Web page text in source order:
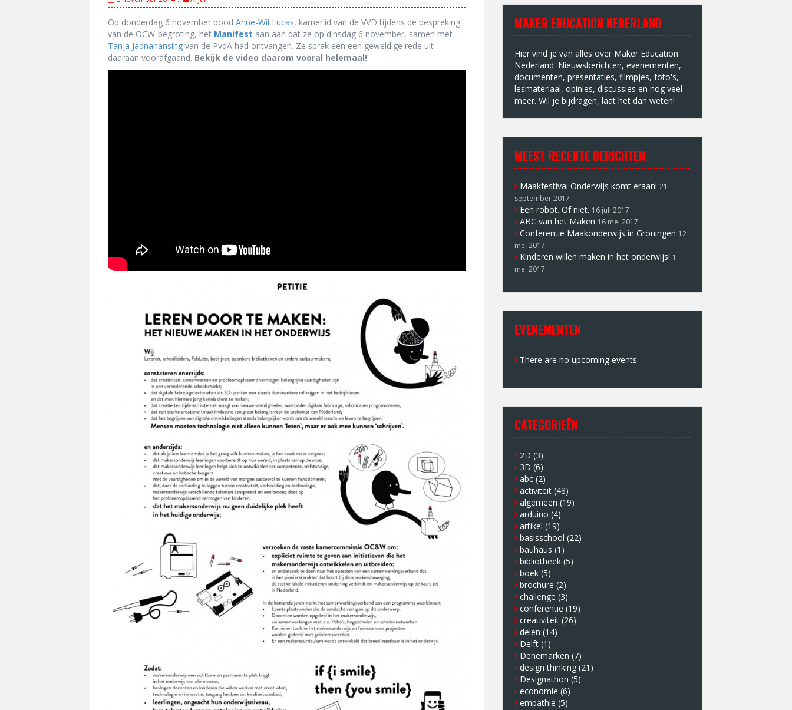
Op donderdag 6 november bood Anne-Wil Lucas, kamerlid van de VVD tijdens de bespreking
van de OCW-begroting, het Manifest aan aan dat ze op dinsdag 6 november, samen met
Tanja Jadnanansing van de PvdA had ontvangen. Ze sprak een een geweldige rede uit
daaraan voorafgaand. Bekijk de video daarom vooral helemaal!
MAKER EDUCATION NEDERLAND
Hier vind je van alles over Maker Education
Nederland. Nieuwsberichten, evenementen,
documenten, presentaties, filmpjes, foto's,
lesmateriaal, opinies, discussies en nog veel
meer. Wil je bijdragen, laat het dan weten!
MEEST RECENTE BERICHTEN
Maakfestival Onderwijs komt eraan! 21
september 2017
Een robot. Of niet. 16 juli 2017
ABC van het Maken 16 mei 2017
Conferentie Maakonderwijs in Groningen 12
mei 2017
Kinderen willen maken in het onderwijs! 1
mei 2017
EVENEMENTEN
There are no upcoming events.
CATEGORIEËN
2D (3)
3D (6)
abc (2)
activiteit (48)
algemeen (19)
arduino (4)
artikel (19)
basisschool (22)
bauhaus (1)
bibliotheek (5)
boek (5)
brochure (2)
challenge (3)
conferentie (19)
creativiteit (26)
delen (14)
Delft (1)
Denemarken (7)
design thinking (21)
Designathon (5)
economie (6)
empathie (5)